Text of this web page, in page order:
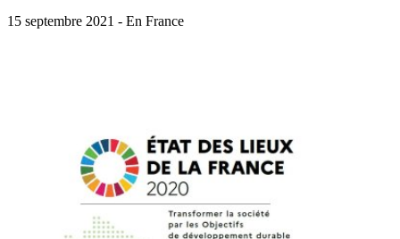
15 septembre 2021 - En France